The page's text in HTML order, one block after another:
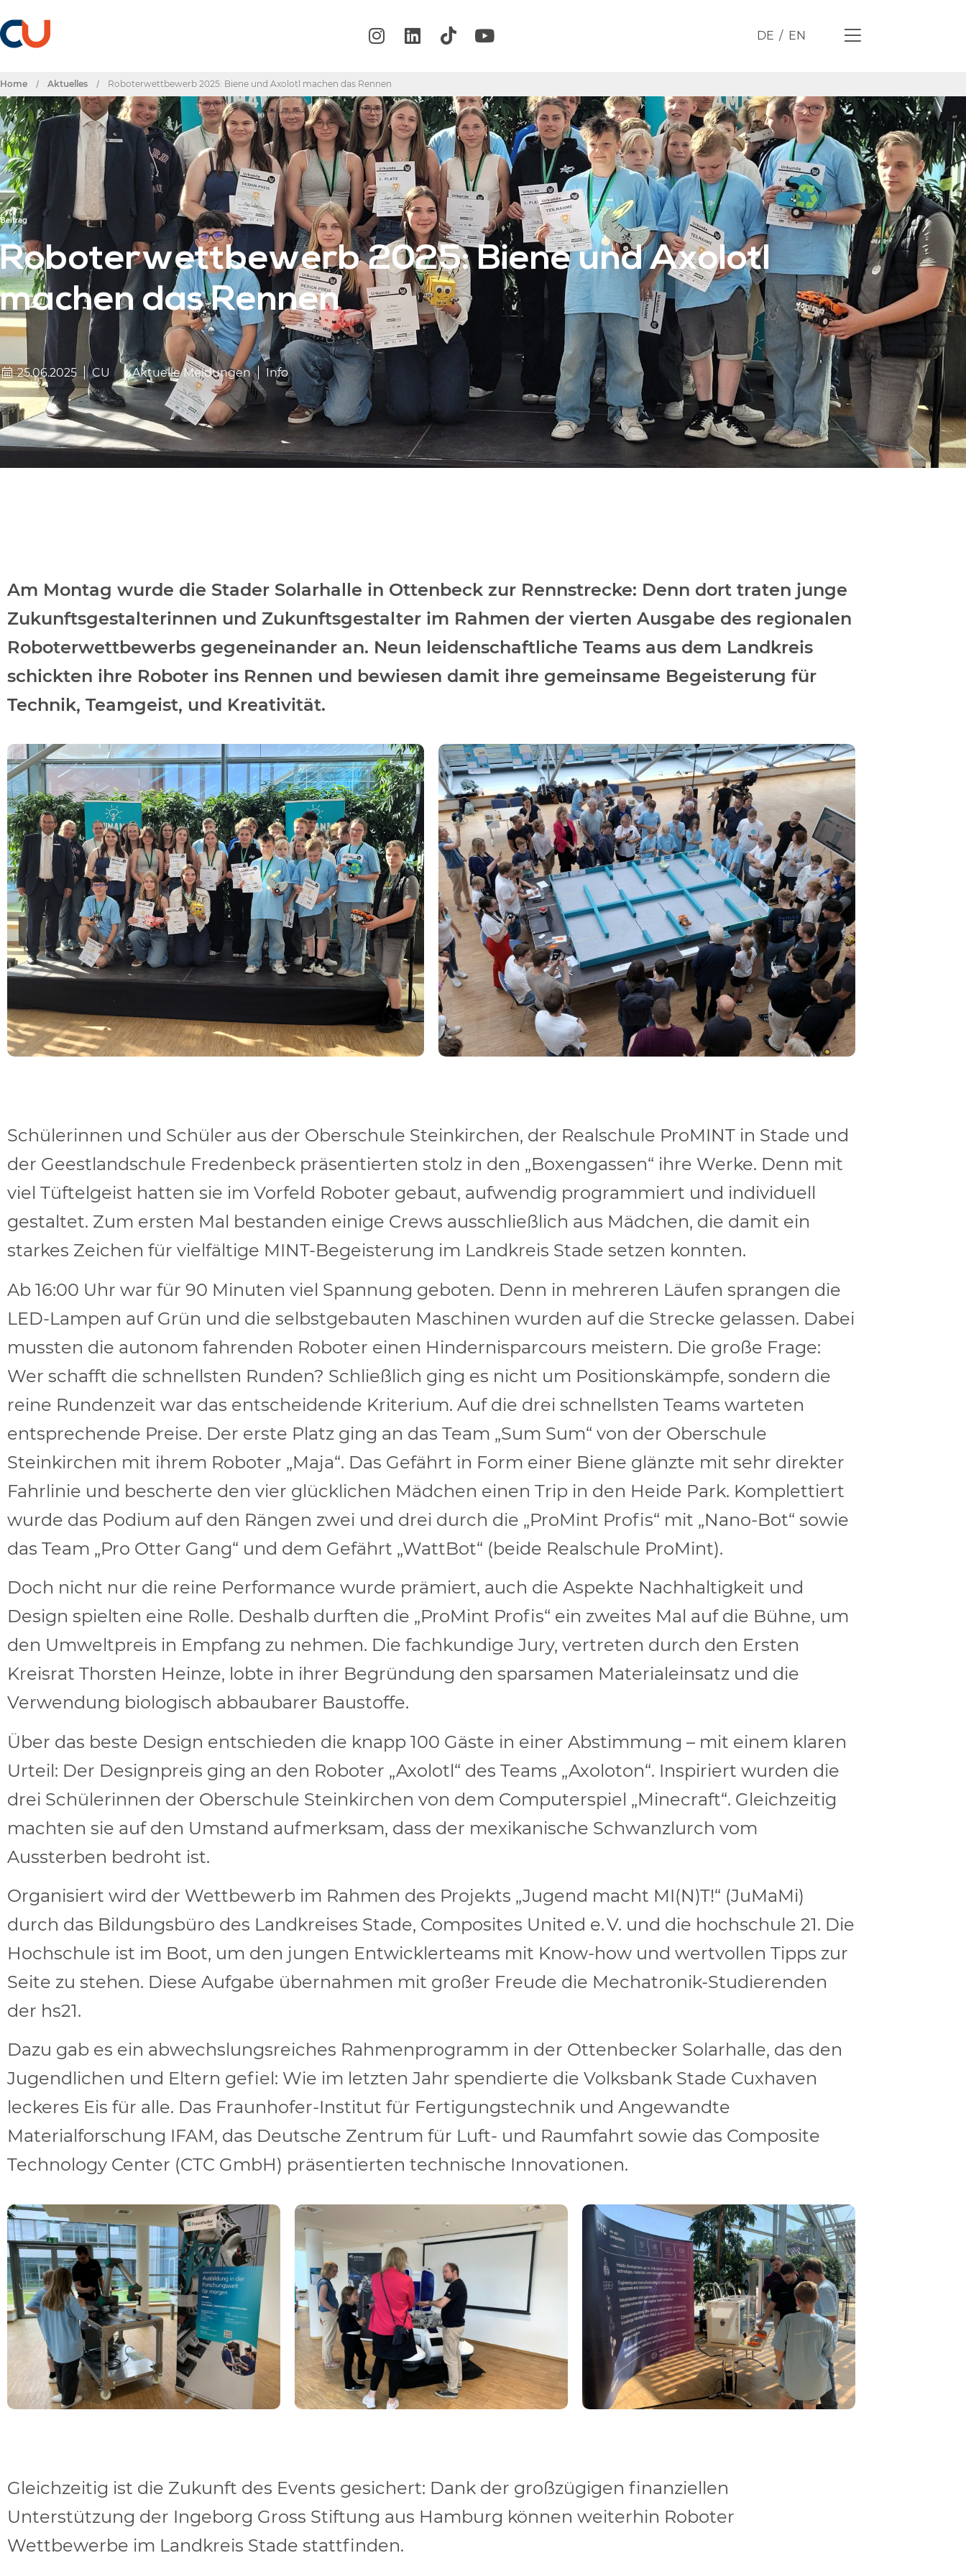
DE EN
Home / Aktuelles / Roboterwettbewerb 2025: Biene und Axolotl machen das Rennen
Beitrag
Roboterwettbewerb 2025: Biene und Axolotl
machen das Rennen
25.06.2025 CU Aktuelle Meldungen Info
Am Montag wurde die Stader Solarhalle in Ottenbeck zur Rennstrecke: Denn dort traten junge
Zukunftsgestalterinnen und Zukunftsgestalter im Rahmen der vierten Ausgabe des regionalen
Roboterwettbewerbs gegeneinander an. Neun leidenschaftliche Teams aus dem Landkreis
schickten ihre Roboter ins Rennen und bewiesen damit ihre gemeinsame Begeisterung für
Technik, Teamgeist, und Kreativität.
Schülerinnen und Schüler aus der Oberschule Steinkirchen, der Realschule ProMINT in Stade und
der Geestlandschule Fredenbeck präsentierten stolz in den „Boxengassen“ ihre Werke. Denn mit
viel Tüftelgeist hatten sie im Vorfeld Roboter gebaut, aufwendig programmiert und individuell
gestaltet. Zum ersten Mal bestanden einige Crews ausschließlich aus Mädchen, die damit ein
starkes Zeichen für vielfältige MINT-Begeisterung im Landkreis Stade setzen konnten.
Ab 16:00 Uhr war für 90 Minuten viel Spannung geboten. Denn in mehreren Läufen sprangen die
LED-Lampen auf Grün und die selbstgebauten Maschinen wurden auf die Strecke gelassen. Dabei
mussten die autonom fahrenden Roboter einen Hindernisparcours meistern. Die große Frage:
Wer schafft die schnellsten Runden? Schließlich ging es nicht um Positionskämpfe, sondern die
reine Rundenzeit war das entscheidende Kriterium. Auf die drei schnellsten Teams warteten
entsprechende Preise. Der erste Platz ging an das Team „Sum Sum“ von der Oberschule
Steinkirchen mit ihrem Roboter „Maja“. Das Gefährt in Form einer Biene glänzte mit sehr direkter
Fahrlinie und bescherte den vier glücklichen Mädchen einen Trip in den Heide Park. Komplettiert
wurde das Podium auf den Rängen zwei und drei durch die „ProMint Profis“ mit „Nano-Bot“ sowie
das Team „Pro Otter Gang“ und dem Gefährt „WattBot“ (beide Realschule ProMint).
Doch nicht nur die reine Performance wurde prämiert, auch die Aspekte Nachhaltigkeit und
Design spielten eine Rolle. Deshalb durften die „ProMint Profis“ ein zweites Mal auf die Bühne, um
den Umweltpreis in Empfang zu nehmen. Die fachkundige Jury, vertreten durch den Ersten
Kreisrat Thorsten Heinze, lobte in ihrer Begründung den sparsamen Materialeinsatz und die
Verwendung biologisch abbaubarer Baustoffe.
Über das beste Design entschieden die knapp 100 Gäste in einer Abstimmung – mit einem klaren
Urteil: Der Designpreis ging an den Roboter „Axolotl“ des Teams „Axoloton“. Inspiriert wurden die
drei Schülerinnen der Oberschule Steinkirchen von dem Computerspiel „Minecraft“. Gleichzeitig
machten sie auf den Umstand aufmerksam, dass der mexikanische Schwanzlurch vom
Aussterben bedroht ist.
Organisiert wird der Wettbewerb im Rahmen des Projekts „Jugend macht MI(N)T!“ (JuMaMi)
durch das Bildungsbüro des Landkreises Stade, Composites United e. V. und die hochschule 21. Die
Hochschule ist im Boot, um den jungen Entwicklerteams mit Know-how und wertvollen Tipps zur
Seite zu stehen. Diese Aufgabe übernahmen mit großer Freude die Mechatronik-Studierenden
der hs21.
Dazu gab es ein abwechslungsreiches Rahmenprogramm in der Ottenbecker Solarhalle, das den
Jugendlichen und Eltern gefiel: Wie im letzten Jahr spendierte die Volksbank Stade Cuxhaven
leckeres Eis für alle. Das Fraunhofer-Institut für Fertigungstechnik und Angewandte
Materialforschung IFAM, das Deutsche Zentrum für Luft- und Raumfahrt sowie das Composite
Technology Center (CTC GmbH) präsentierten technische Innovationen.
Gleichzeitig ist die Zukunft des Events gesichert: Dank der großzügigen finanziellen
Unterstützung der Ingeborg Gross Stiftung aus Hamburg können weiterhin Roboter
Wettbewerbe im Landkreis Stade stattfinden.